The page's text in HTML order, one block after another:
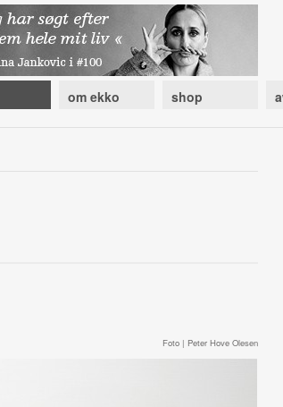
om ekko shop
Foto | Peter Hove Olesen